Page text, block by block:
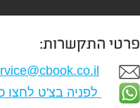
פרטי התקשרות:
לפניה בצ'ט לחצו